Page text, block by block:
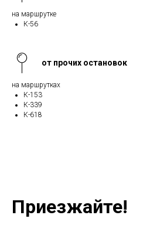
на маршрутке
К-56
от прочих остановок
на маршрутках
К-153
К-339
К-618
Приезжайте!